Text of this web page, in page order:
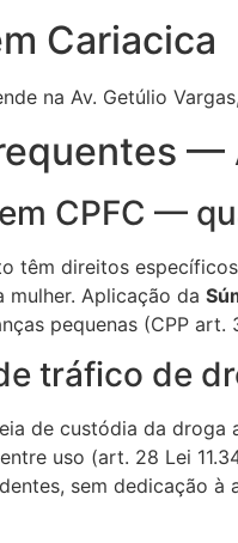
Cariacica
na Av. Getúlio
—
CPFC —
têm direitos
mulher. Aplicação da
pequenas (CPP
tráfico de
de custódia da
uso (art. 28 Lei
sem dedicação